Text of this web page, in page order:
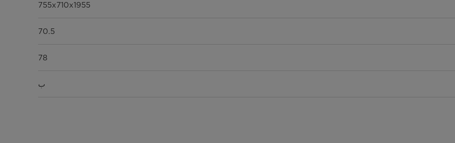
755x710x1955
70.5
78
ب